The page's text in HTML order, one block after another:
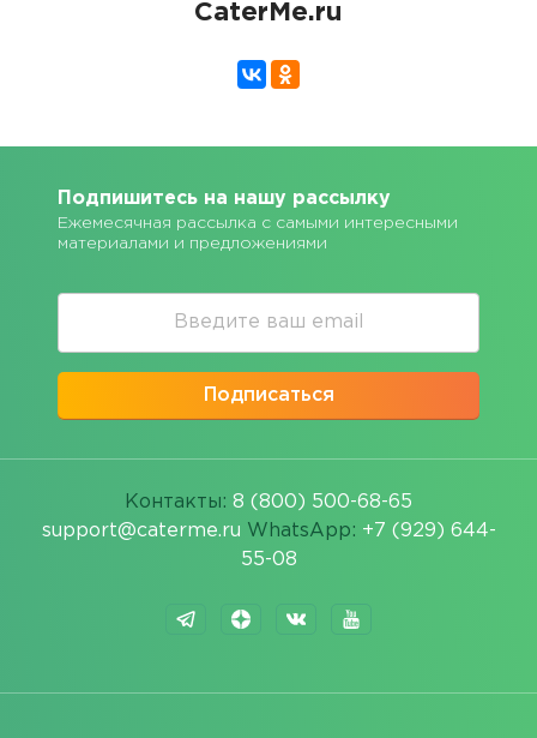
CaterMe.ru
Подпишитесь на нашу рассылку
Ежемесячная рассылка с самыми интересными
материалами и предложениями
Подписаться
Контакты: 8 (800) 500-68-65
support@caterme.ru WhatsApp: +7 (929) 644-
55-08